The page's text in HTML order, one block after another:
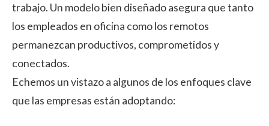
trabajo. Un modelo bien diseñado asegura que tanto
los empleados en oficina como los remotos
permanezcan productivos, comprometidos y
conectados.
Echemos un vistazo a algunos de los enfoques clave
que las empresas están adoptando: